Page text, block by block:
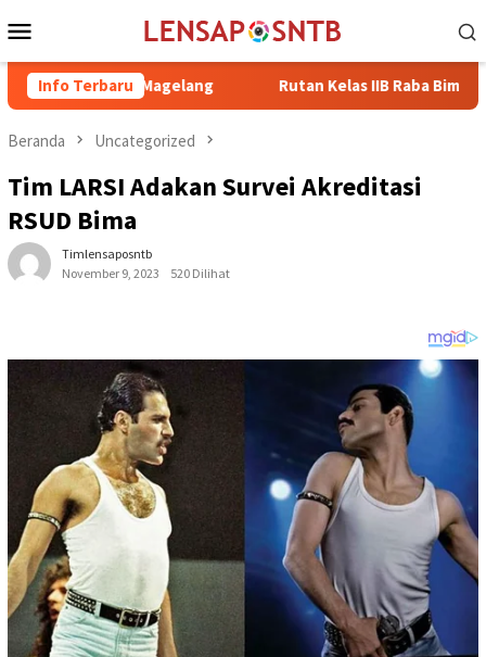
ke
Mobile
Info Terbaru
Magelang Rutan Kelas IIB Raba Bima Sambut
Beranda Uncategorized
Tim LARSI Adakan Survei Akreditasi
RSUD Bima
Timlensaposntb
November 9, 2023
520 Dilihat